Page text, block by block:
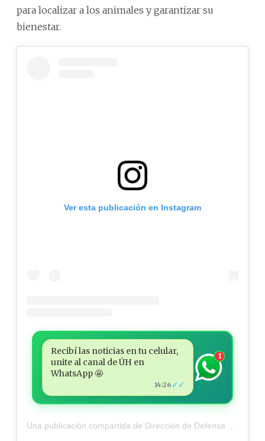
para localizar a los animales y garantizar su
bienestar.
Ver esta publicación en Instagram
Recibí las noticias en tu celular,
unite al canal de ÚH en
WhatsApp 🤩
14:26 ✓✓
1